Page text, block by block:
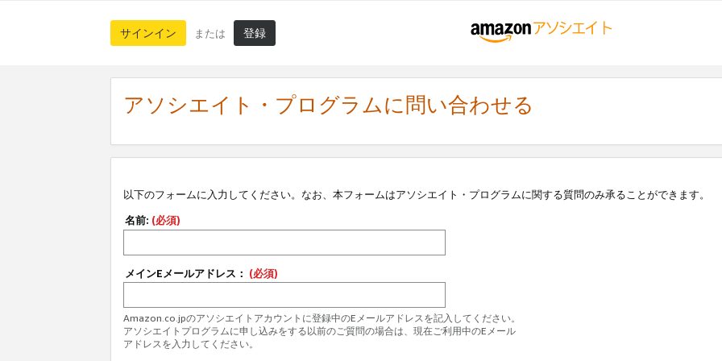
サインイン または 登録
アソシエイト・プログラムに問い合わせる
以下のフォームに入力してください。なお、本フォームはアソシエイト・プログラムに関する質問のみ承ることができます。
名前: (必須)
メインEメールアドレス： (必須)
Amazon.co.jpのアソシエイトアカウントに登録中のEメールアドレスを記入してください。
アソシエイトプログラムに申し込みをする以前のご質問の場合は、現在ご利用中のEメール
アドレスを入力してください。